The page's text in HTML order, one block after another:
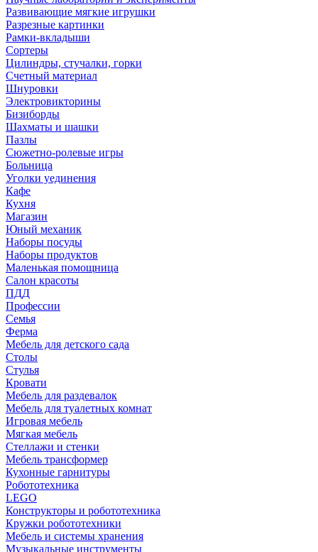
Развивающие мягкие игрушки
Разрезные картинки
Рамки-вкладыши
Сортеры
Цилиндры, стучалки, горки
Счетный материал
Шнуровки
Электровикторины
Бизиборды
Шахматы и шашки
Пазлы
Сюжетно-ролевые игры
Больница
Уголки уединения
Кафе
Кухня
Магазин
Юный механик
Наборы посуды
Наборы продуктов
Маленькая помощница
Салон красоты
ПДД
Профессии
Семья
Ферма
Мебель для детского сада
Столы
Cтулья
Кровати
Мебель для раздевалок
Мебель для туалетных комнат
Игровая мебель
Мягкая мебель
Стеллажи и стенки
Мебель трансформер
Кухонные гарнитуры
Робототехника
LEGO
Конструкторы и робототехника
Кружки робототехники
Мебель и системы хранения
Музыкальные инструменты